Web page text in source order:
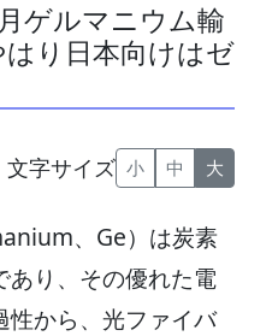
ゲルマニウム輸
り日本向けはゼ
文字サイズ 小 中 大
、Ge）は炭素
あり、その優れた電
性から、光ファイバ